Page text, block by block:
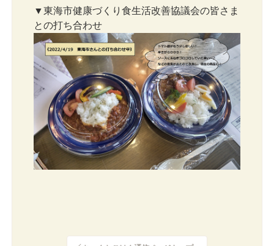
▼東海市健康づくり食生活改善協議会の皆さま
との打ち合わせ